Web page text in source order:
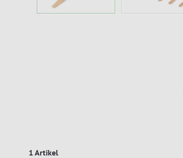
1 Artikel